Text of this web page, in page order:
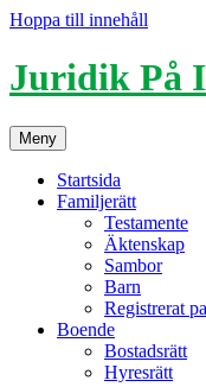
Hoppa till innehåll
Juridik På
Meny
Startsida
Familjerätt
Testamente
Äktenskap
Sambor
Barn
Registrerat
Boende
Bostadsrätt
Hyresrätt